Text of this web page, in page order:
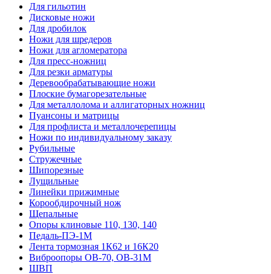
Для гильотин
Дисковые ножи
Для дробилок
Ножи для шредеров
Ножи для агломератора
Для пресс-ножниц
Для резки арматуры
Деревообрабатывающие ножи
Плоские бумагорезательные
Для металлолома и аллигаторных ножниц
Пуансоны и матрицы
Для профлиста и металлочерепицы
Ножи по индивидуальному заказу
Рубильные
Стружечные
Шипорезные
Лущильные
Линейки прижимные
Корообдирочный нож
Щепальные
Опоры клиновые 110, 130, 140
Педаль-ПЭ-1М
Лента тормозная 1К62 и 16К20
Виброопоры OB-70, OB-31M
ШВП